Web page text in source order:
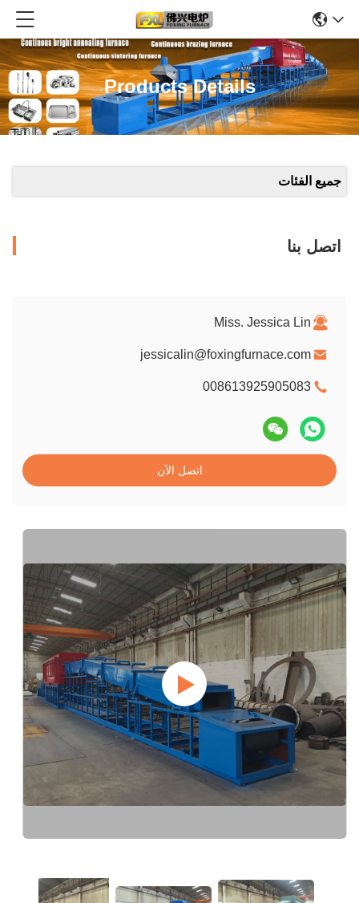
Products Details
جميع الفئات
اتصل بنا
Miss. Jessica Lin
jessicalin@foxingfurnace.com
008613925905083
اتصل الآن